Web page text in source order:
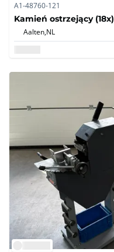
A1-48760-121
Kamień ostrzejący (18x)
Aalten,NL